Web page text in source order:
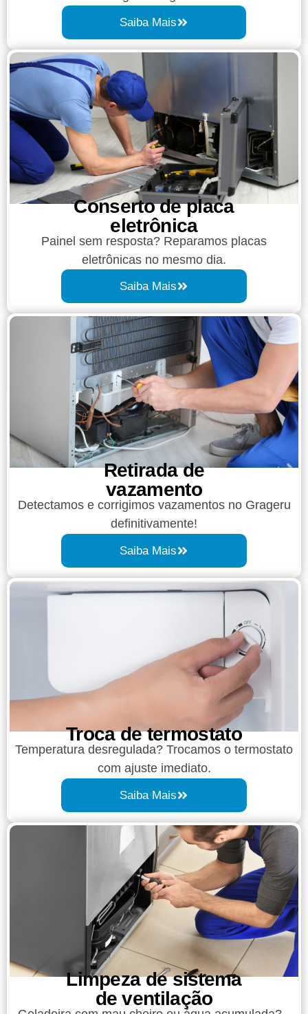
Saiba Mais
Conserto de placa
eletrônica
Painel sem resposta? Reparamos placas
eletrônicas no mesmo dia.
Saiba Mais
Retirada de
vazamento​​
Detectamos e corrigimos vazamentos no Grageru
definitivamente!
Saiba Mais
Troca de termostato
Temperatura desregulada? Trocamos o termostato
com ajuste imediato.
Saiba Mais
Limpeza de sistema
de ventilação